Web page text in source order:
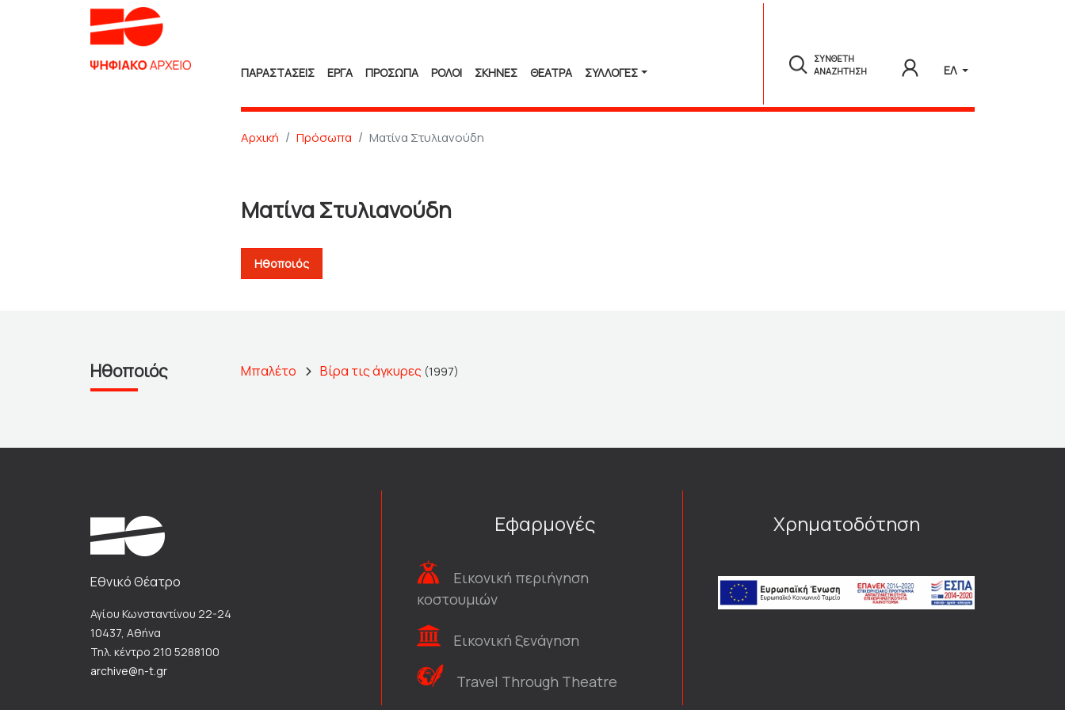
ΠΑΡΑΣΤΑΣΕΙΣ ΕΡΓΑ ΠΡΟΣΩΠΑ ΡΟΛΟΙ ΣΚΗΝΕΣ ΘΕΑΤΡΑ ΣΥΛΛΟΓΈΣ
ΣΥΝΘΕΤΗ
ΑΝΑΖΗΤΗΣΗ
ΕΛ
Αρχική Πρόσωπα Ματίνα Στυλιανούδη
Ματίνα Στυλιανούδη
Ηθοποιός
Ηθοποιός Μπαλέτο Βίρα τις άγκυρες (1997)
Εθνικό Θέατρο
Αγίου Κωνσταντίνου 22-24
10437, Αθήνα
Τηλ. κέντρο 210 5288100
archive@n-t.gr
Εφαρμογές
Εικονική περιήγηση
κοστουμιών
Εικονική ξενάγηση
Travel Through Theatre
Χρηματοδότηση